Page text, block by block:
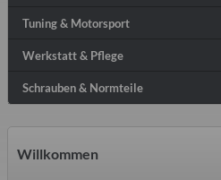
Tuning & Motorsport
Werkstatt & Pflege
Schrauben & Normteile
Willkommen